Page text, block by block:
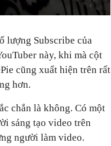
lượng Subscribe của
này, khi mà cột
cũng xuất hiện trên rất
hơn.
chắn là không. Có một
sáng tạo video trên
người làm video.